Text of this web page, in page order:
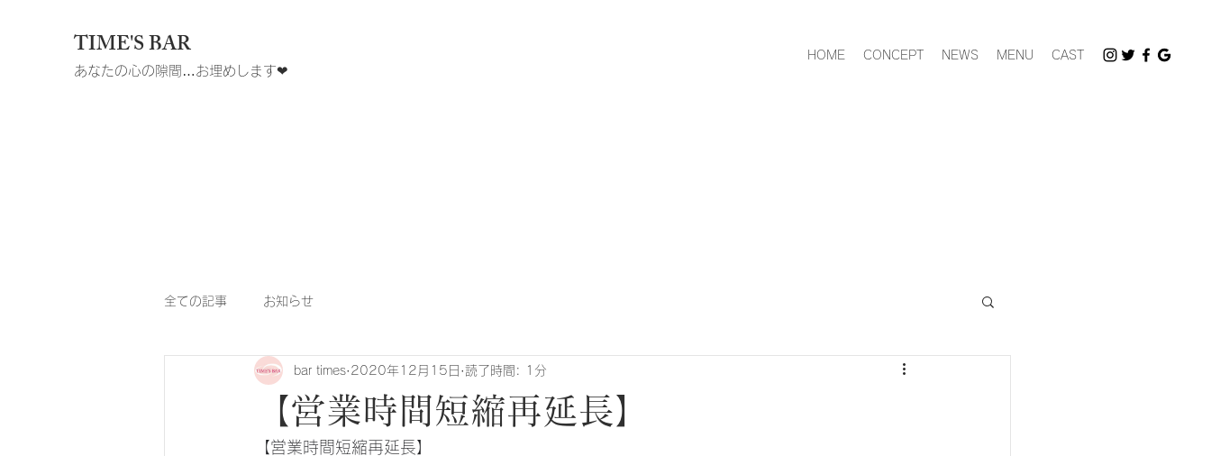
TIME'S BAR
あなたの心の隙間…お埋めします❤︎
HOME CONCEPT NEWS MENU CAST
全ての記事 お知らせ
【営業時間短縮再延長】
bar times 2020年12月15日 読了時間: 1分
【営業時間短縮再延長】